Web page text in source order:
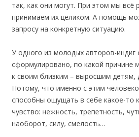
так, как они могут. При этом мы всё
принимаем их целиком. А помощь
запросу на конкретную ситуацию.
У одного из молодых авторов-
сформулировано, по какой причине
к своим близким – выросшим детям,
Потому, что именно с этим
способны ощущать в себе какое-то
чувство: нежность, трепетность,
наоборот, силу, смелость…